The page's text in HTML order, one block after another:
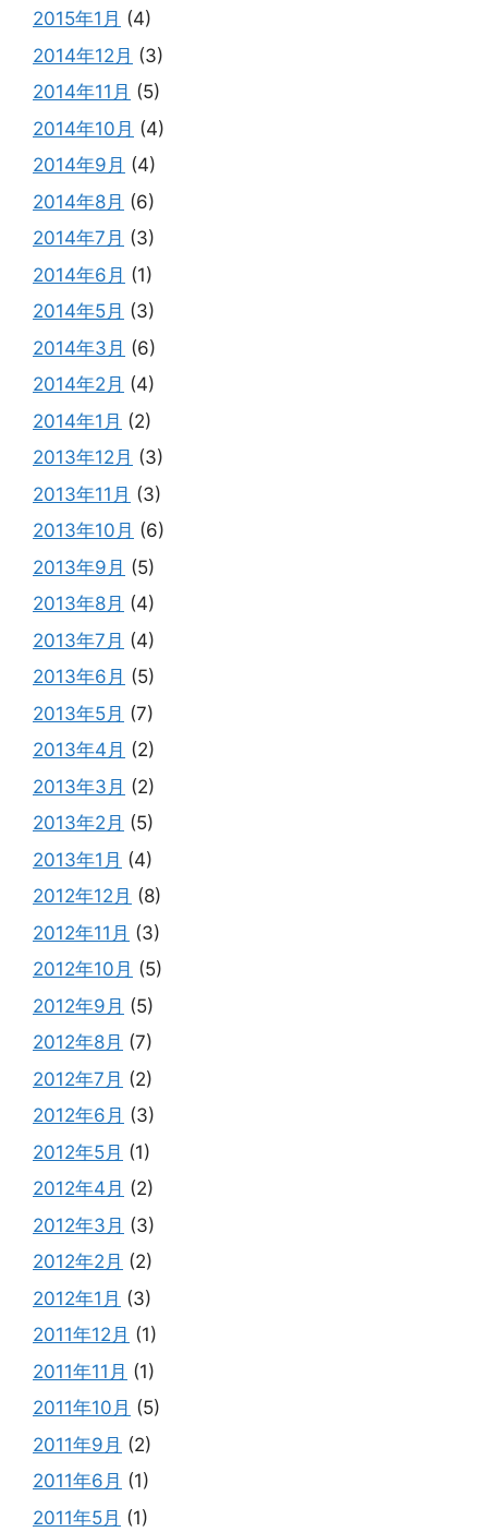
2015年1月 (4)
2014年12月 (3)
2014年11月 (5)
2014年10月 (4)
2014年9月 (4)
2014年8月 (6)
2014年7月 (3)
2014年6月 (1)
2014年5月 (3)
2014年3月 (6)
2014年2月 (4)
2014年1月 (2)
2013年12月 (3)
2013年11月 (3)
2013年10月 (6)
2013年9月 (5)
2013年8月 (4)
2013年7月 (4)
2013年6月 (5)
2013年5月 (7)
2013年4月 (2)
2013年3月 (2)
2013年2月 (5)
2013年1月 (4)
2012年12月 (8)
2012年11月 (3)
2012年10月 (5)
2012年9月 (5)
2012年8月 (7)
2012年7月 (2)
2012年6月 (3)
2012年5月 (1)
2012年4月 (2)
2012年3月 (3)
2012年2月 (2)
2012年1月 (3)
2011年12月 (1)
2011年11月 (1)
2011年10月 (5)
2011年9月 (2)
2011年6月 (1)
2011年5月 (1)